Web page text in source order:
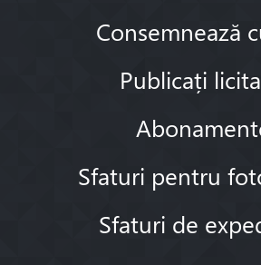
Consemnează
Publicați
Sfaturi pentru
Sfaturi de